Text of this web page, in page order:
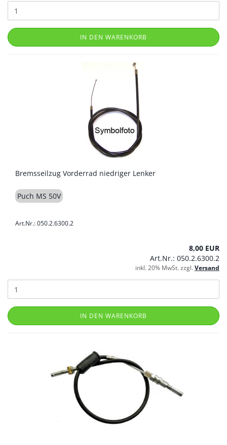
IN DEN WARENKORB
Bremsseilzug Vorderrad niedriger Lenker
Puch MS 50V
Art.Nr.: 050.2.6300.2
8,00 EUR
Art.Nr.: 050.2.6300.2
inkl. 20% MwSt. zzgl.Versand
IN DEN WARENKORB